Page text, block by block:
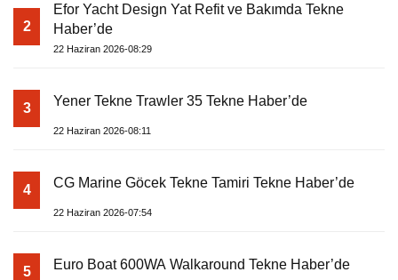
2
Efor Yacht Design Yat Refit ve Bakımda Tekne
Haber’de
22 Haziran 2026-08:29
3 Yener Tekne Trawler 35 Tekne Haber’de
22 Haziran 2026-08:11
4 CG Marine Göcek Tekne Tamiri Tekne Haber’de
22 Haziran 2026-07:54
5 Euro Boat 600WA Walkaround Tekne Haber’de